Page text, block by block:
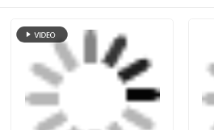
produits recommandés